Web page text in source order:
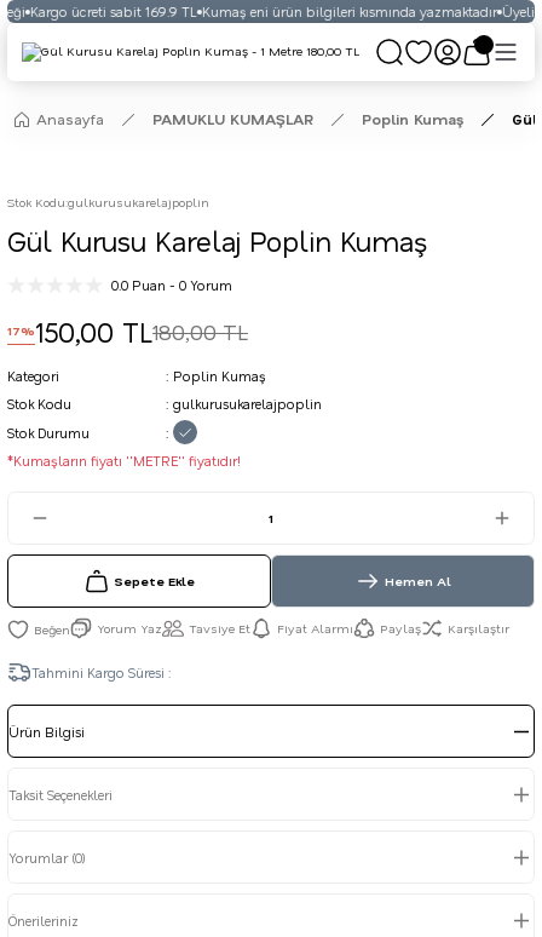
Kargo ücreti sabit 169.9 TL Kumaş eni ürün bilgileri kısmında yazmaktadır
Anasayfa PAMUKLU KUMAŞLAR Poplin Kumaş Gül
Stok Kodu:gulkurusukarelajpoplin
Gül Kurusu Karelaj Poplin Kumaş
0.0 Puan - 0 Yorum
17%150,00 TL180,00 TL
Kategori
Poplin Kumaş
Stok Kodu
gulkurusukarelajpoplin
Stok Durumu
*Kumaşların fiyatı ''METRE'' fiyatıdır!
Sepete Ekle Hemen Al
Yorum Yaz Tavsiye Et Fiyat Alarmı Paylaş Karşılaştır
Tahmini Kargo Süresi :
Ürün Bilgisi
Taksit Seçenekleri
Yorumlar (0)
Önerileriniz